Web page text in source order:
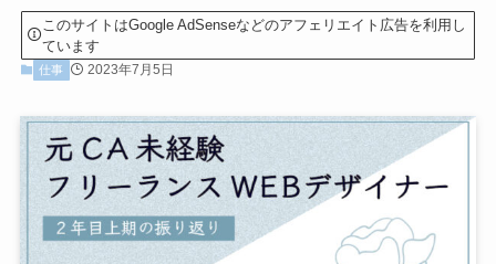
このサイトはGoogle AdSenseなどのアフェリエイト広告を利用し
ています
仕事 2023年7月5日